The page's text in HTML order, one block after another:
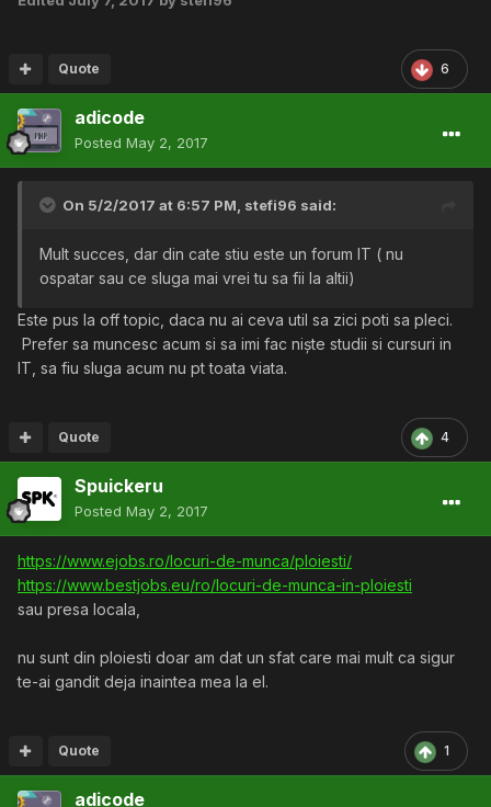
6
Quote
adicode
Posted May 2, 2017
On 5/2/2017 at 6:57 PM, stefi96 said:
Mult succes, dar din cate stiu este un forum IT ( nu
ospatar sau ce sluga mai vrei tu sa fii la altii)
Este pus la off topic, daca nu ai ceva util sa zici poti sa pleci.
Prefer sa muncesc acum si sa imi fac niște studii si cursuri in
IT, sa fiu sluga acum nu pt toata viata.
4
Quote
Spuickeru
Posted May 2, 2017
https://www.ejobs.ro/locuri-de-munca/ploiesti/
https://www.bestjobs.eu/ro/locuri-de-munca-in-ploiesti
sau presa locala,
nu sunt din ploiesti doar am dat un sfat care mai mult ca sigur
te-ai gandit deja inaintea mea la el.
1
Quote
adicode